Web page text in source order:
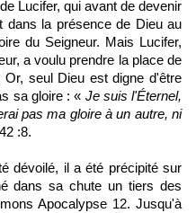
Lucifer, qui avant de devenir
dans la présence de Dieu au
du Seigneur. Mais Lucifer,
a voulu prendre la place de
Or, seul Dieu est digne d'être
sa gloire : « Je suis l'Éternel,
pas ma gloire à un autre, ni
:8.
dévoilé, il a été précipité sur
dans sa chute un tiers des
Apocalypse 12. Jusqu'à